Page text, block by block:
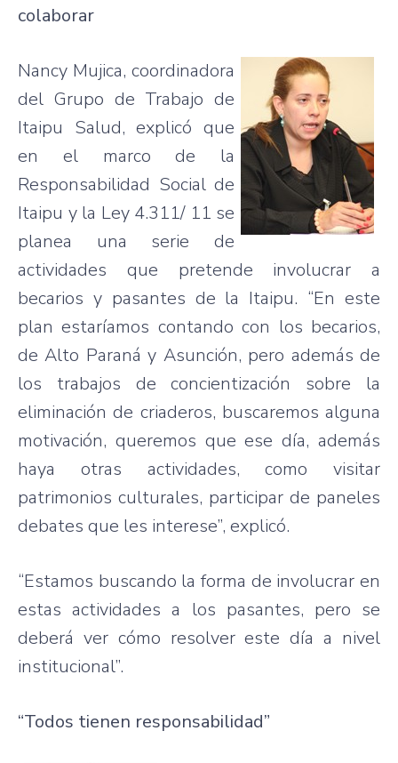
colaborar
Nancy Mujica, coordinadora
del Grupo de Trabajo de
Itaipu Salud, explicó que
en el marco de la
Responsabilidad Social de
Itaipu y la Ley 4.311/ 11 se
planea una serie de
actividades que pretende involucrar a
becarios y pasantes de la Itaipu. “En este
plan estaríamos contando con los becarios,
de Alto Paraná y Asunción, pero además de
los trabajos de concientización sobre la
eliminación de criaderos, buscaremos alguna
motivación, queremos que ese día, además
haya otras actividades, como visitar
patrimonios culturales, participar de paneles
debates que les interese”, explicó.
“Estamos buscando la forma de involucrar en
estas actividades a los pasantes, pero se
deberá ver cómo resolver este día a nivel
institucional”.
“Todos tienen responsabilidad”